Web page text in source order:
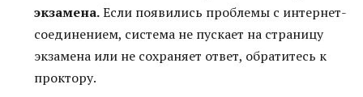
экзамена.Если появились проблемы с интернет-
соединением, система не пускает на страницу
экзамена или не сохраняет ответ, обратитесь к
проктору.